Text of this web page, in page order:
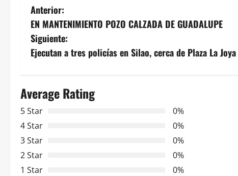
N
a
v
g
a
c
i
Anterior:
EN MANTENIMIENTO POZO CALZADA DE GUADALUPE
Siguiente:
Ejecutan a tres policías en Silao, cerca de Plaza La Joya
Average Rating
5 Star
0%
4 Star
0%
3 Star
0%
2 Star
0%
1 Star
0%